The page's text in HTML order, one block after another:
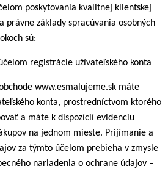
poskytovania kvalitnej klientskej
právne základy spracúvania osobných
sú:
registrácie užívateľského konta
www.esmalujeme.sk máte
konta, prostredníctvom ktorého
a máte k dispozícií evidenciu
na jednom mieste. Prijímanie a
za týmto účelom prebieha v zmysle
nariadenia o ochrane údajov –